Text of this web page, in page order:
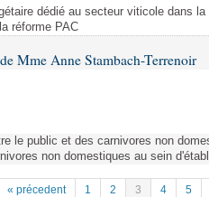
dédié au secteur viticole dans
réforme PAC
Mme Anne Stambach-Terrenoir
le public et des carnivores non
non domestiques au sein
« précedent 1 2 3 4 5